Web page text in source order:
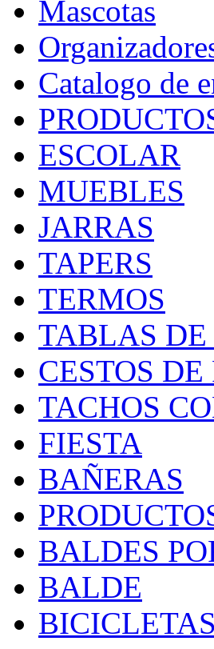
Mascotas
Catalogo de
ESCOLAR
MUEBLES
JARRAS
TAPERS
TERMOS
TABLAS DE
CESTOS DE
TACHOS
FIESTA
BAÑERAS
BALDES
BALDE